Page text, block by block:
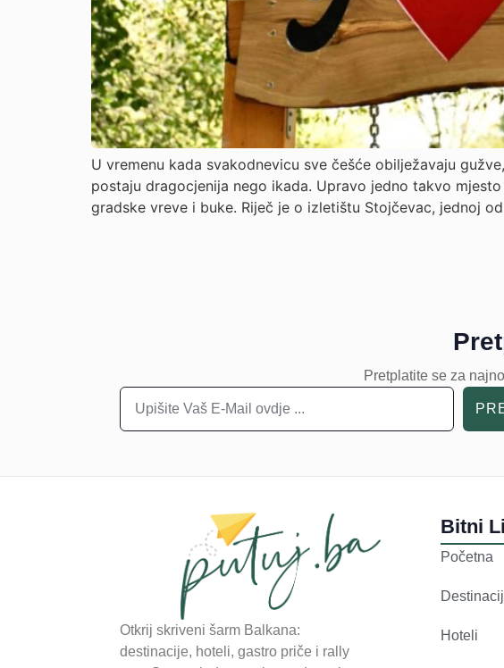
U vremenu kada svakodnevicu sve češće obilježavaju
postaju dragocjenija nego ikada. Upravo jedno takvo
gradske vreve i buke. Riječ je o izletištu Stojčevac, jednoj
Pretplatite se za
Otkrij skriveni šarm Balkana:
destinacije, hoteli, gastro priče i rally
Bitni
Početna
Hoteli